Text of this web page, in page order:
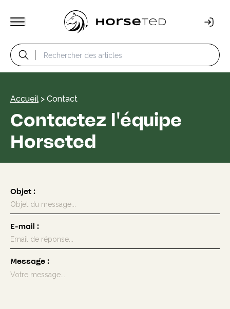
Accueil > Contact
Contactez l'équipe
Horseted
Objet :
E-mail :
Message :